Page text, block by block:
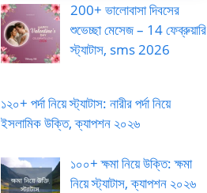
200+ ভালোবাসা দিবসের
শুভেচ্ছা মেসেজ – 14 ফেব্রুয়ারি
স্ট্যাটাস, sms 2026
১২০+ পর্দা নিয়ে স্ট্যাটাস: নারীর পর্দা নিয়ে
ইসলামিক উক্তি, ক্যাপশন ২০২৬
১০০+ ক্ষমা নিয়ে উক্তি: ক্ষমা
নিয়ে স্ট্যাটাস, ক্যাপশন ২০২৬